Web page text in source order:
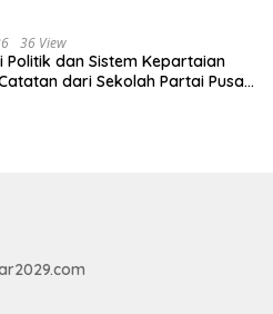
36 View
Politik dan Sistem Kepartaian
dari Sekolah Partai Pusat